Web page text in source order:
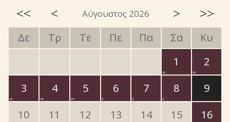
<< < Αύγουστος 2026 > >>
Δε Τρ Τε Πε Πα Σα
Κυ
1
2
3
4 5 6 7 8
9
10
11 12 13 14 15
16